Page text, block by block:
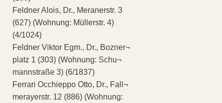
Feldner Alois, Dr., Meranerstr. 3
(627) (Wohnung: Müllerstr. 4)
(4/1024)
Feldner Viktor Egm., Dr., Bozner¬
platz 1 (303) (Wohnung: Schu¬
mannstraße 3) (6/1837)
Ferrari Occhieppo Otto, Dr., Fall¬
merayerstr. 12 (886) (Wohnung: